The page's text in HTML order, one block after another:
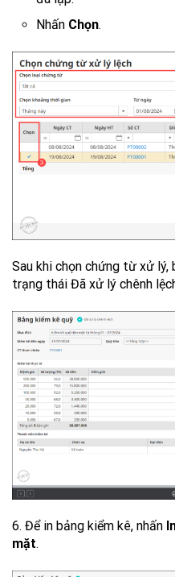
Nhấn Chọn.
Sau khi chọn chứng từ xử lý,
trạng thái Đã xử lý chênh
6. Để in bảng kiểm kê, nhấn
mặt.